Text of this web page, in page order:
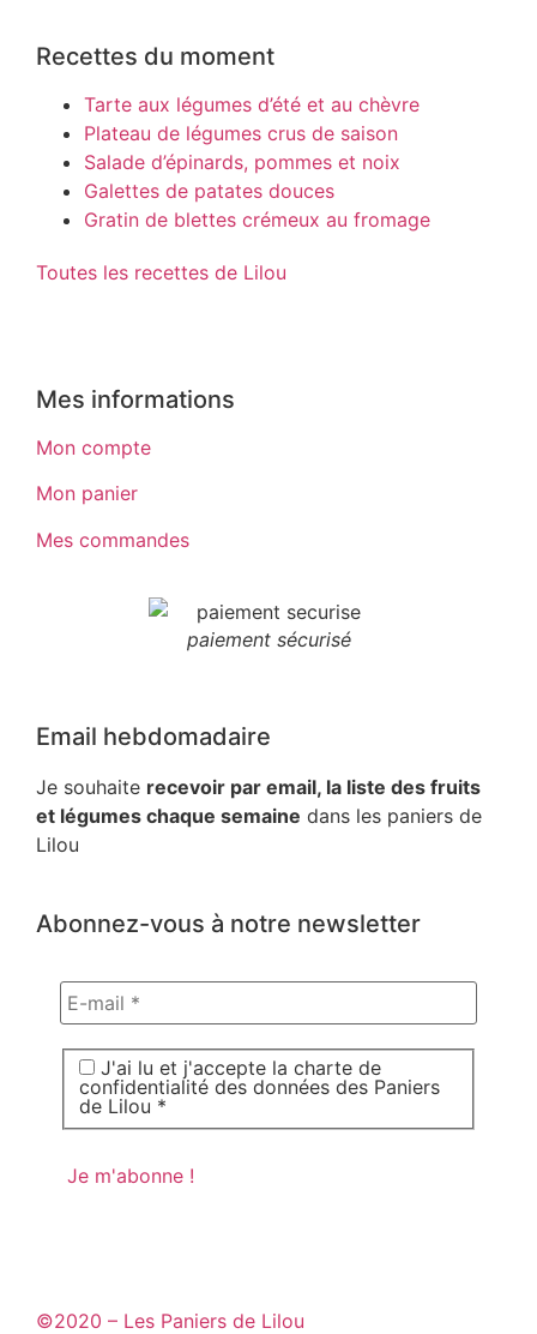
Recettes du moment
Tarte aux légumes d’été et au chèvre
Plateau de légumes crus de saison
Salade d’épinards, pommes et noix
Galettes de patates douces
Gratin de blettes crémeux au fromage
Toutes les recettes de Lilou
Mes informations
Mon compte
Mon panier
Mes commandes
paiement sécurisé
Email hebdomadaire
Je souhaite recevoir par email, la liste des fruits
et légumes chaque semaine dans les paniers de
Lilou
Abonnez-vous à notre newsletter
J'ai lu et j'accepte la charte de
confidentialité des données des Paniers
de Lilou *
©2020 – Les Paniers de Lilou